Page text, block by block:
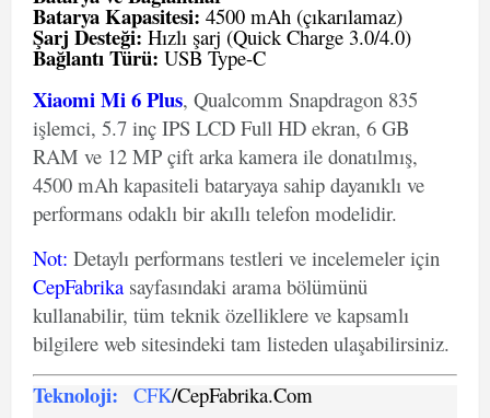
Batarya Kapasitesi: 4500 mAh (çıkarılamaz)
Şarj Desteği: Hızlı şarj (Quick Charge 3.0/4.0)
Bağlantı Türü: USB Type-C
Xiaomi Mi 6 Plus, Qualcomm Snapdragon 835
işlemci, 5.7 inç IPS LCD Full HD ekran, 6 GB
RAM ve 12 MP çift arka kamera ile donatılmış,
4500 mAh kapasiteli bataryaya sahip dayanıklı ve
performans odaklı bir akıllı telefon modelidir.
Not: Detaylı performans testleri ve incelemeler için
CepFabrika sayfasındaki arama bölümünü
kullanabilir, tüm teknik özelliklere ve kapsamlı
bilgilere web sitesindeki tam listeden ulaşabilirsiniz.
Teknoloji: CFK/CepFabrika.Com